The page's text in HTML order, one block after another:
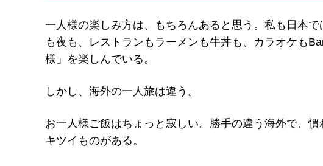
一人様の楽しみ方は、もちろんあると思う。私も日本
も夜も、レストランもラーメンも牛丼も、カラオケも
様」を楽しんでいる。
しかし、海外の一人旅は違う。
お一人様ご飯はちょっと寂しい。勝手の違う海外で、
キツイものがある。